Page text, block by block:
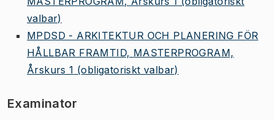
valbar)
MPDSD - ARKITEKTUR OCH PLANERING FÖR
HÅLLBAR FRAMTID, MASTERPROGRAM,
Årskurs 1 (obligatoriskt valbar)
Examinator